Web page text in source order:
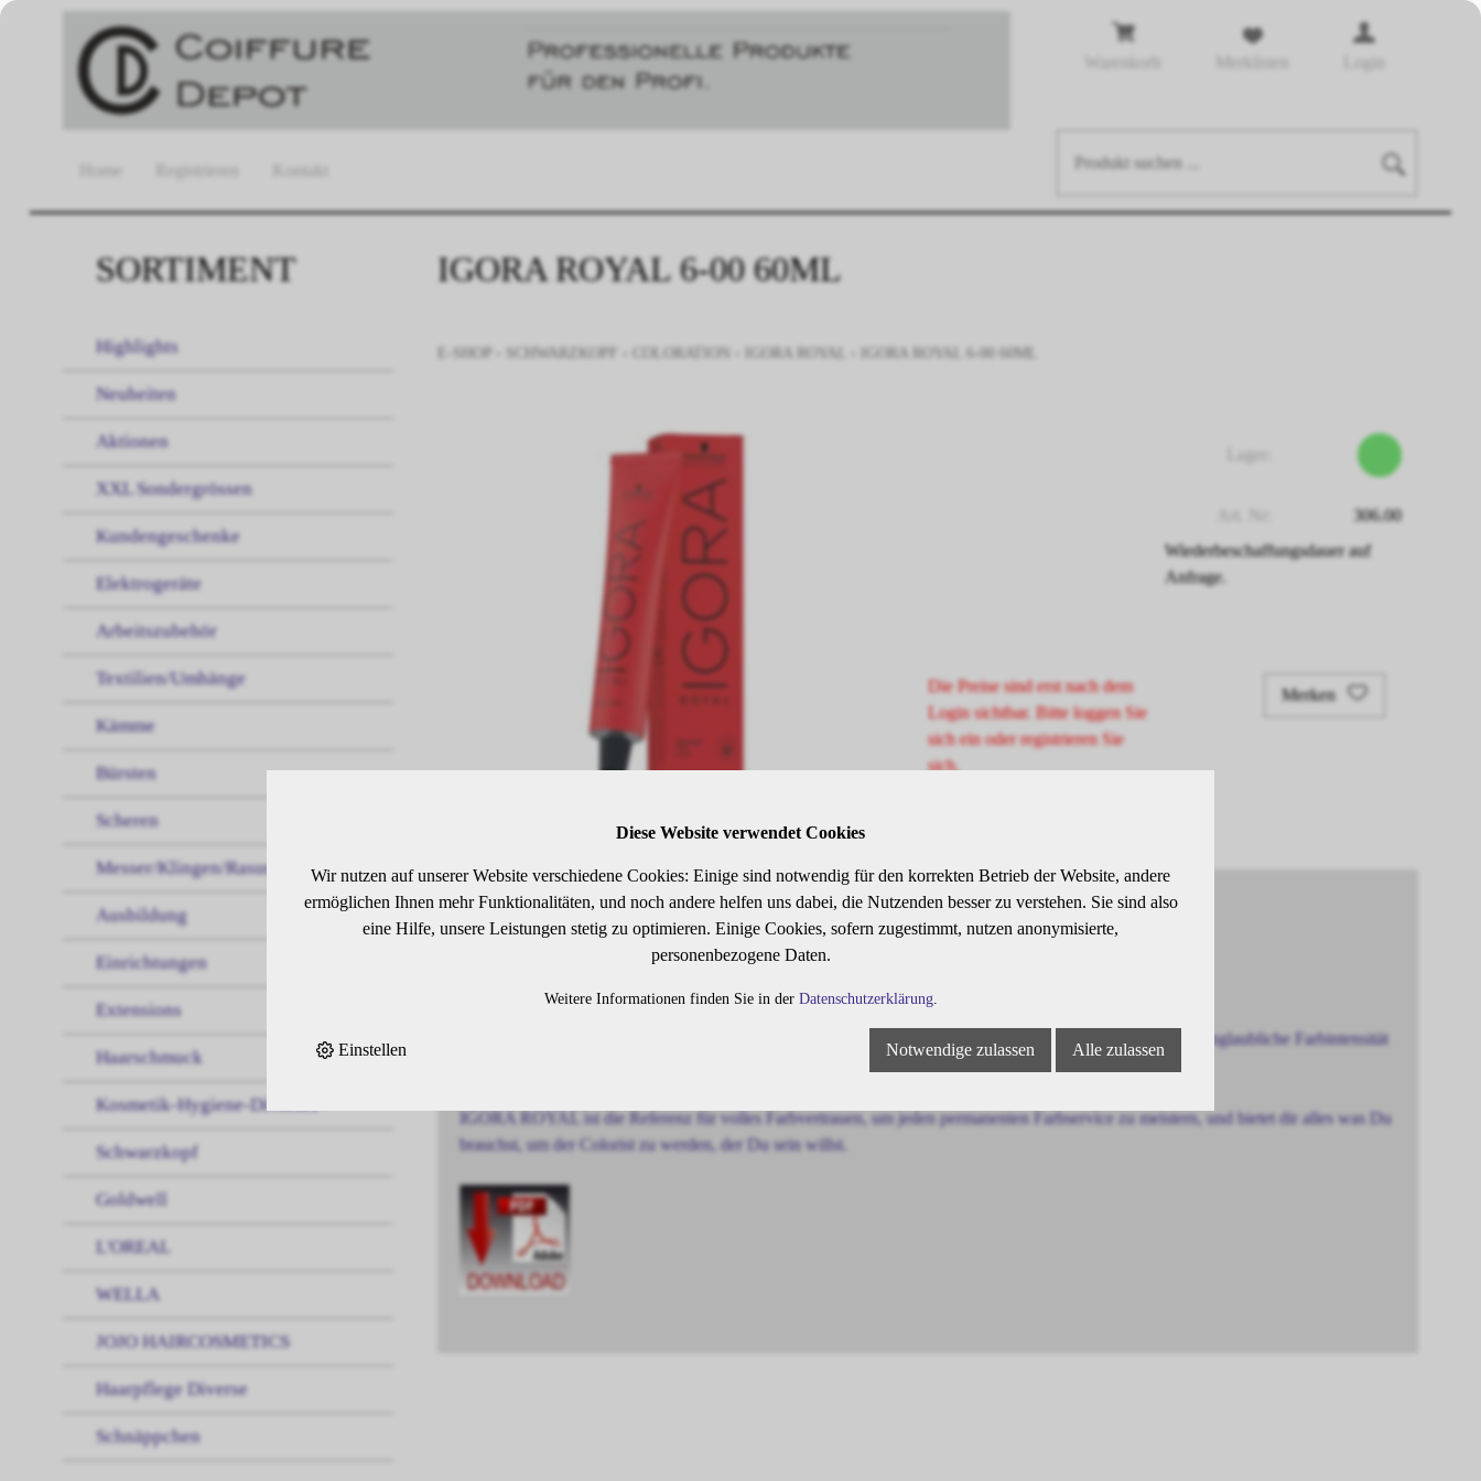
SORTIMENT
Highlights
Neuheiten
Aktionen
XXL Sondergrössen
Kundengeschenke
Elektrogeräte
Arbeitszubehör
Textilien/Umhänge
Kämme
Bürsten
Scheren
Messer/Klingen/Rasur
Ausbildung
Einrichtungen
Extensions
Haarschmuck
Kosmetik-Hygiene-Diverses
Schwarzkopf
Goldwell
L'OREAL
WELLA
JOJO HAIRCOSMETICS
Haarpflege Diverse
Schnäppchen
IGORA ROYAL 6-00 60ML
E-SHOP SCHWARZKOPF COLORATION IGORA ROYAL IGORA ROYAL 6-00 60ML
306.00
Wiederbeschaffungsdauer auf
Anfrage.
Die Preise sind erst nach dem
Login sichtbar. Bitte loggen Sie
sich ein oder registrieren Sie
sich.
Merken
BESCHREIBUNG
Dunkelblond Natur Extra
IGORA ROYAL-Formulierungen bieten wunderbare, strähnentreue Ergebnisse, bis zu 100% Abdeckung, unglaubliche Farbintensität
IGORA ROYAL ist die Referenz für volles Farbvertrauen, um jeden permanenten Farbservice zu meistern, und bietet dir alles was Du
brauchst, um der Colorist zu werden, der Du sein willst.
Diese Website verwendet Cookies
Wir nutzen auf unserer Website verschiedene Cookies: Einige sind notwendig für den korrekten Betrieb der Website, andere
ermöglichen Ihnen mehr Funktionalitäten, und noch andere helfen uns dabei, die Nutzenden besser zu verstehen. Sie sind also
eine Hilfe, unsere Leistungen stetig zu optimieren. Einige Cookies, sofern zugestimmt, nutzen anonymisierte,
personenbezogene Daten.
Weitere Informationen finden Sie in der Datenschutzerklärung.
Einstellen Notwendige zulassen Alle zulassen